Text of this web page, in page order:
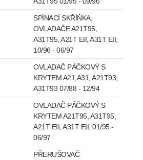
SPÍNACÍ SKŘÍŇKA,
OVLADAČE A21T95,
A31T95, A21T EII, A31T EII,
10/96 - 06/97
OVLADAČ PÁČKOVÝ S
KRYTEM A21,A31, A21T93,
A31T93 07/88 - 12/94
OVLADAČ PÁČKOVÝ S
KRYTEM A21T95, A31T95,
A21T EII, A31T EII, 01/95 -
06/97
PŘERUŠOVAČ